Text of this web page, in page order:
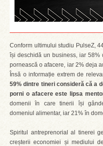
Conform ultimului studiu PulseZ,
își deschidă un business, iar 58%
pornească o afacere, iar 2% deja
Însă o informație extrem de
59% dintre tineri consideră că a
porni o afacere este lipsa
domenii în care tinerii își
domeniul alimentar, iar 21% în
Spiritul antreprenorial al tinerei
creșterii economiei și mediului